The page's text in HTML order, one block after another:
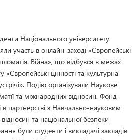
Національного університету
участь в онлайн-заході «Європейські
Війна», що відбувся в межах
цінності та культурна
Подію організували Наукове
та міжнародних відносин, Фонд
в партнерстві з Навчально-науковим
та національної безпеки
були студенти і викладачі закладів